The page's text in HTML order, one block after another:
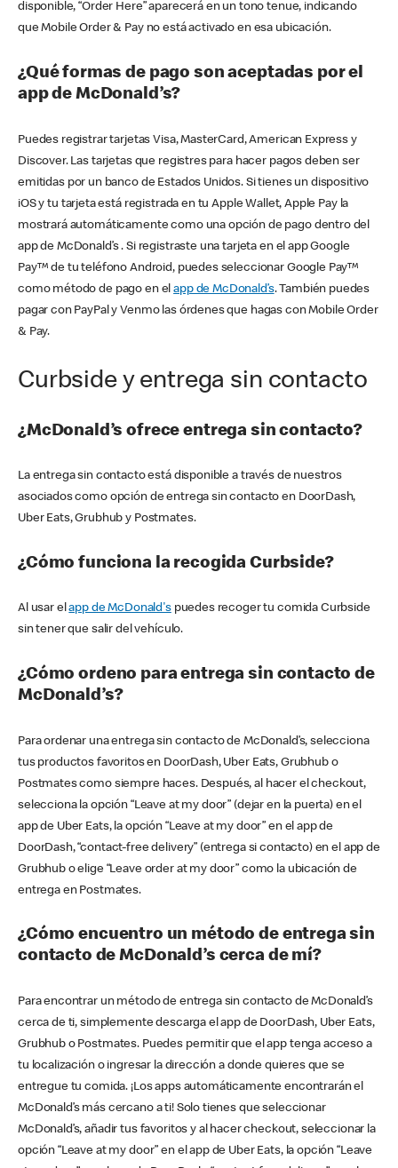
disponible, “Order Here” aparecerá en un tono tenue, indicando
que Mobile Order & Pay no está activado en esa ubicación.
¿Qué formas de pago son aceptadas por el
app de McDonald’s?
Puedes registrar tarjetas Visa, MasterCard, American Express y
Discover. Las tarjetas que registres para hacer pagos deben ser
emitidas por un banco de Estados Unidos. Si tienes un dispositivo
iOS y tu tarjeta está registrada en tu Apple Wallet, Apple Pay la
mostrará automáticamente como una opción de pago dentro del
app de McDonald’s . Si registraste una tarjeta en el app Google
Pay™ de tu teléfono Android, puedes seleccionar Google Pay™
como método de pago en elapp de McDonald’s. También puedes
pagar con PayPal y Venmo las órdenes que hagas con Mobile Order
& Pay.
Curbside y entrega sin contacto
¿McDonald’s ofrece entrega sin contacto?
La entrega sin contacto está disponible a través de nuestros
asociados como opción de entrega sin contacto en DoorDash,
Uber Eats, Grubhub y Postmates.
¿Cómo funciona la recogida Curbside?
Al usar elapp de McDonald'spuedes recoger tu comida Curbside
sin tener que salir del vehículo.
¿Cómo ordeno para entrega sin contacto de
McDonald’s?
Para ordenar una entrega sin contacto de McDonald’s, selecciona
tus productos favoritos en DoorDash, Uber Eats, Grubhub o
Postmates como siempre haces. Después, al hacer el checkout,
selecciona la opción “Leave at my door” (dejar en la puerta) en el
app de Uber Eats, la opción “Leave at my door” en el app de
DoorDash, “contact-free delivery” (entrega si contacto) en el app de
Grubhub o elige “Leave order at my door” como la ubicación de
entrega en Postmates.
¿Cómo encuentro un método de entrega sin
contacto de McDonald’s cerca de mí?
Para encontrar un método de entrega sin contacto de McDonald’s
cerca de ti, simplemente descarga el app de DoorDash, Uber Eats,
Grubhub o Postmates. Puedes permitir que el app tenga acceso a
tu localización o ingresar la dirección a donde quieres que se
entregue tu comida. ¡Los apps automáticamente encontrarán el
McDonald’s más cercano a ti! Solo tienes que seleccionar
McDonald’s, añadir tus favoritos y al hacer checkout, seleccionar la
opción “Leave at my door” en el app de Uber Eats, la opción “Leave